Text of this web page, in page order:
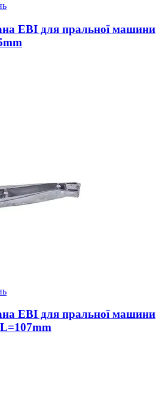
EBI для пральної машини
EBI для пральної машини